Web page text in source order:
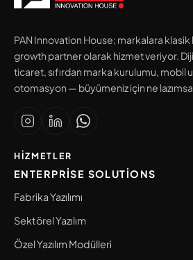
PAN Innovation House; markalara klasik
growth partner olarak hizmet veriyor.
ticaret, sıfırdan marka kurulumu, mobil
otomasyon — büyümeniz için ne lazımsa
HIZMETLER
ENTERPRISE SOLUTIONS
Fabrika Yazılımı
Sektörel Yazılım
Özel Yazılım Modülleri